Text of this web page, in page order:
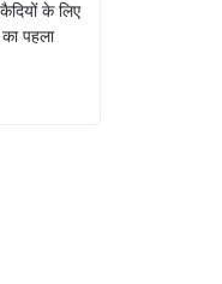
के लिए
पहला